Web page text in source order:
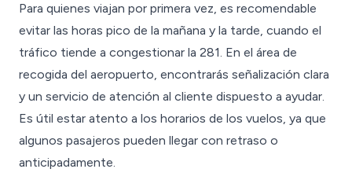
Para quienes viajan por primera vez, es recomendable
evitar las horas pico de la mañana y la tarde, cuando el
tráfico tiende a congestionar la 281. En el área de
recogida del aeropuerto, encontrarás señalización clara
y un servicio de atención al cliente dispuesto a ayudar.
Es útil estar atento a los horarios de los vuelos, ya que
algunos pasajeros pueden llegar con retraso o
anticipadamente.